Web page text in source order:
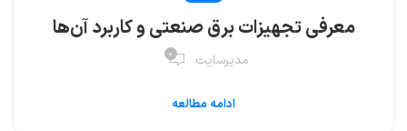
معرفی تجهیزات برق صنعتی و کاربرد آن‌ها
مدیرسایت ۰
ادامه مطالعه